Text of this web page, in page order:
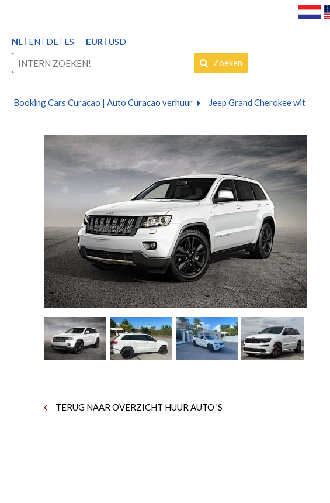
NL EN DE ES EUR USD
Zoeken
Booking Cars Curacao | Auto Curacao verhuur Jeep Grand Cherokee wit
TERUG NAAR OVERZICHT HUUR AUTO 'S